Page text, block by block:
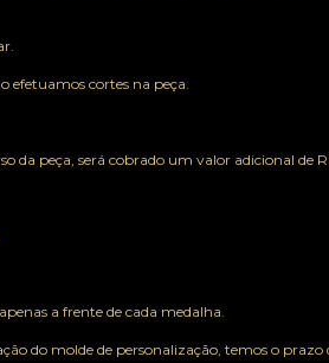
efetuamos cortes na peça.
da peça, será cobrado um valor adicional de
a frente de cada medalha.
do molde de personalização, temos o prazo